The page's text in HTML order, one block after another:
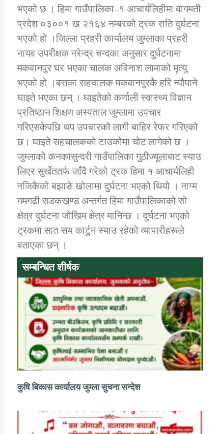
डिभिजन कार्यालय जुम्लाको सुचना सन्देश
कर्णाली प्रविधि शिक्षालय जुम्लाको सुचना
सामाजिक बिकास कार्यालय जुम्लाकाे सुचना
कर्णाली प्राविधि शिक्षालय जुम्लाको सुचना
भएको छ । हिमा गाउँपालिका–१ आचार्यलिहीमा वागमती
प्रदेश ०३००१ ख २१६४ नम्बरको ट्रक राति दुर्घटना
भएको हो ।जिल्ला प्रहरी कार्यालय जुम्लाका प्रहरी
नायव उपरीक्षक नरेन्द्र चन्दका अनुसार दुर्घटनामा
मकवानपुर घर भएका चालक अविनाश लामाको मृत्यु
भएको हो ।बसका सहचालक मकवानपुरकै हरि न्यौपाने
घाइते भएका छन् । घाइतेको कर्णाली स्वास्थ्य विज्ञान
प्रतिष्ठान शिक्षण अस्पताल जुम्लामा उपचार
गरिएसकेपछि थप उपचारको लागी बाहिर रेफर गरिएको
छ। घाइते सहचालकको टाउकोमा चोट लागेको छ ।
जुम्लाको कनकासुन्दरी गाउँपालिका गुठीज्यूलाबाट स्याउ
लिएर सुर्खेततर्फ जाँदै गरेको ट्रक हिमा १ आचार्यलिही
नजिकैको बझाङे खोलामा दुर्घटना भएको थियो । नाग्म
गमगढी सडकखण्ड अन्तर्गत हिमा गाउँपालिकाको सो
क्षेत्र दुर्घटना जोखिम क्षेत्र मानिन्छ । दुर्घटना भएको
ट्रकमा सात सय कार्टुन स्याउ रहेको व्यापारीहरूले
बताएका छन् ।
सम्बन्धित शीर्षक
कुषि बिकास कार्यालय जुम्ला सुचना सन्देश